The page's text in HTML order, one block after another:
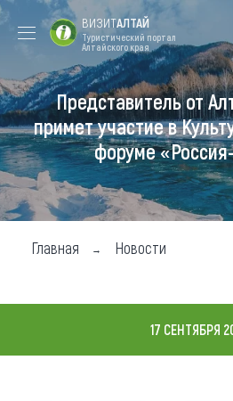
Форум VISIT
ALTAI
Цветение
маральника
Туры
Где побывать
Чем заняться
Карта
ВИЗИТАЛТАЙ
Туристический портал
Алтайского края
Представитель от
примет участие в
форуме
Главная Новости
17 СЕНТЯБРЯ